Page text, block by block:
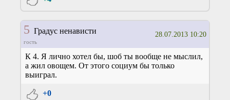
5 Градус ненависти
гость
28.07.2013 10:20
К 4. Я лично хотел бы, шоб ты вообще не мыслил,
а жил овощем. От этого социум бы только
выиграл.
+0